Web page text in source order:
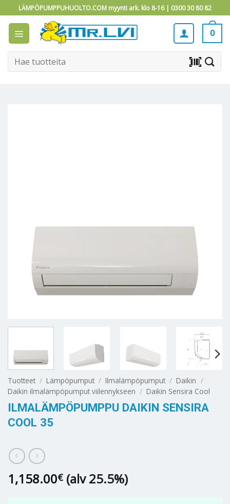
to
content
LÄMPÖPUMPPUHUOLTO.COM myynti ark. klo 8-16 | 0300 30 80 82
0
Etsi: barcode_scanner
Tuotteet / Lämpöpumput / Ilmalämpöpumput / Daikin /
Daikin ilmalämpöpumput viilennykseen / Daikin Sensira Cool
ILMALÄMPÖPUMPPU DAIKIN SENSIRA
COOL 35
1,158.00€ (alv 25.5%)